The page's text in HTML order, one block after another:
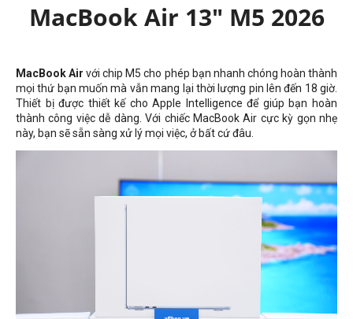
MacBook Air 13" M5 2026
MacBook Air với chip M5 cho phép bạn nhanh chóng hoàn thành
mọi thứ bạn muốn mà vẫn mang lại thời lượng pin lên đến 18 giờ.
Thiết bị được thiết kế cho Apple Intelligence để giúp bạn hoàn
thành công việc dễ dàng. Với chiếc MacBook Air cực kỳ gọn nhẹ
này, bạn sẽ sẵn sàng xử lý mọi việc, ở bất cứ đâu.